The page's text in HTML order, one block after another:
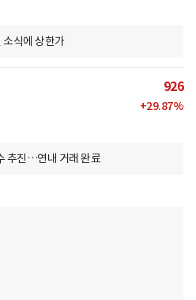
소식에 상한가
926
+29.87%
추진…연내 거래 완료